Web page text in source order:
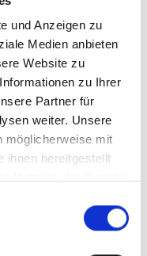
und Anzeigen zu
Medien anbieten
Website zu
zu Ihrer
Partner für
weiter. Unsere
möglicherweise mit
ihnen bereitgestellt
plant, seine
setzt auf
Krise sind die
die ohnehin
der Betreiber noch
wir mit unserer
Folgen des
des